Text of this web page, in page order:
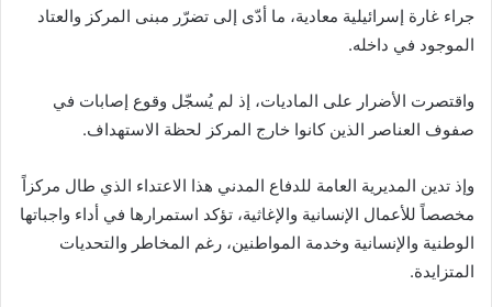
جراء غارة إسرائيلية معادية، ما أدّى إلى تضرّر مبنى المركز والعتاد
الموجود في داخله.
واقتصرت الأضرار على الماديات، إذ لم يُسجّل وقوع إصابات في
صفوف العناصر الذين كانوا خارج المركز لحظة الاستهداف.
وإذ تدين المديرية العامة للدفاع المدني هذا الاعتداء الذي طال مركزاً
مخصصاً للأعمال الإنسانية والإغاثية، تؤكد استمرارها في أداء واجباتها
الوطنية والإنسانية وخدمة المواطنين، رغم المخاطر والتحديات
المتزايدة.